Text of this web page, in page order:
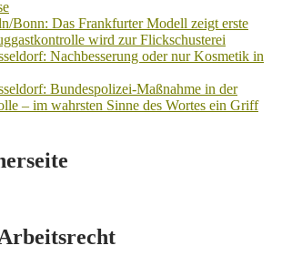
Bonn: Das Frankfurter Modell zeigt erste
wird zur Flickschusterei
Nachbesserung oder nur Kosmetik in
Bundespolizei-Maßnahme in der
– im wahrsten Sinne des Wortes ein Griff